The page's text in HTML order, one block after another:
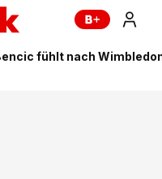
fühlt nach